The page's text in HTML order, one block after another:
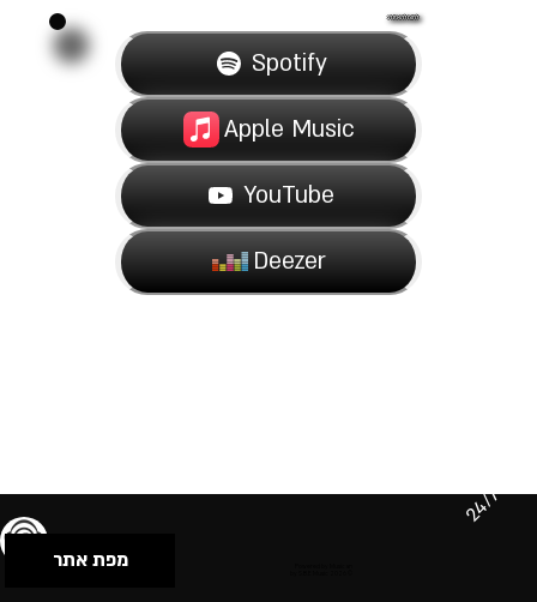
לחצו להאזנה:
Spotify
Apple Music
YouTube
Deezer
מפת אתר
24/7